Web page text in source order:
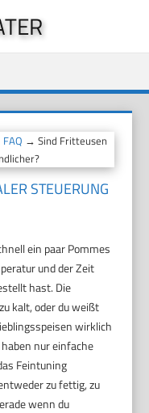
FAQ → Sind Fritteusen
STEUERUNG
ein paar Pommes
und der Zeit
hast. Die
kalt, oder du weißt
wirklich
nur einfache
Feintuning
zu fettig, zu
wenn du